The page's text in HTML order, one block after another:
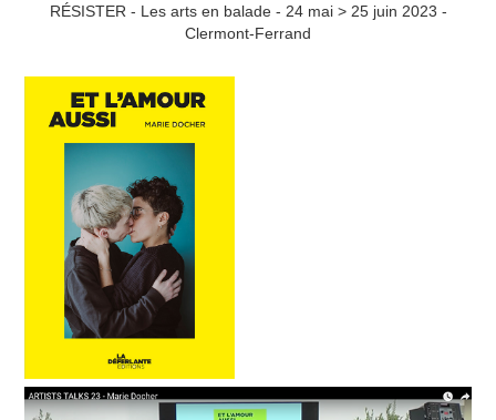
RÉSISTER - Les arts en balade - 24 mai > 25 juin 2023 -
Clermont-Ferrand